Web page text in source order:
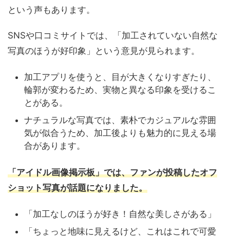
という声もあります。
SNSや口コミサイトでは、「加工されていない自然な
写真のほうが好印象」という意見が見られます。
加工アプリを使うと、目が大きくなりすぎたり、
輪郭が変わるため、実物と異なる印象を受けるこ
とがある。
ナチュラルな写真では、素朴でカジュアルな雰囲
気が似合うため、加工後よりも魅力的に見える場
合があります。
「アイドル画像掲示板」では、ファンが投稿したオフ
ショット写真が話題になりました。
「加工なしのほうが好き！自然な美しさがある」
「ちょっと地味に見えるけど、これはこれで可愛